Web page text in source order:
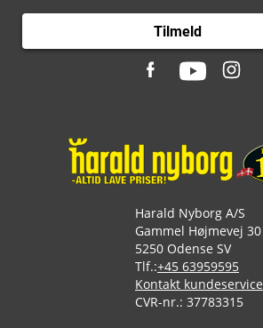
Tilmeld
Harald Nyborg A/S
Gammel Højmevej 30
5250 Odense SV
Tlf.:+45 63959595
Kontakt kundeservice
CVR-nr.: 37783315